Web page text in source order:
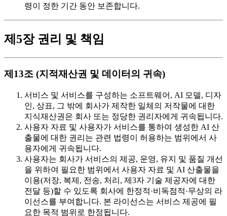
령이 정한 기간 동안 보존합니다.
제5장 권리 및 책임
제13조 (지적재산권 및 데이터의 귀속)
서비스 및 서비스를 구성하는 소프트웨어, AI 모델, 디자
인, 상표, 그 밖에 회사가 제작한 일체의 저작물에 대한
지식재산권은 회사 또는 정당한 권리자에게 귀속됩니다.
사용자 자료 및 사용자가 서비스를 통하여 생성한 AI 산
출물에 대한 권리는 관련 법령이 허용하는 범위에서 사
용자에게 귀속됩니다.
사용자는 회사가 서비스의 제공, 운영, 유지 및 품질 개선
을 위하여 필요한 범위에서 사용자 자료 및 AI 산출물을
이용(저장, 복제, 전송, 처리, 제3자 기술 제공자에 대한
전달 등)할 수 있도록 회사에 한정적·비독점적·무상의 라
이선스를 부여합니다. 본 라이선스는 서비스 제공에 필
요한 목적 범위로 한정됩니다.